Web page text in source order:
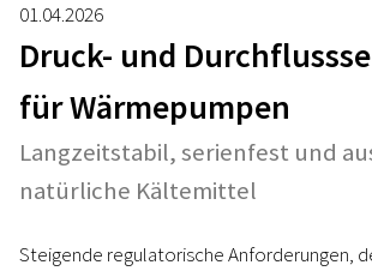
01.04.2026
Druck- und
für Wärmepumpen
Langzeitstabil, serienfest und
natürliche Kältemittel
Steigende regulatorische Anforderungen,